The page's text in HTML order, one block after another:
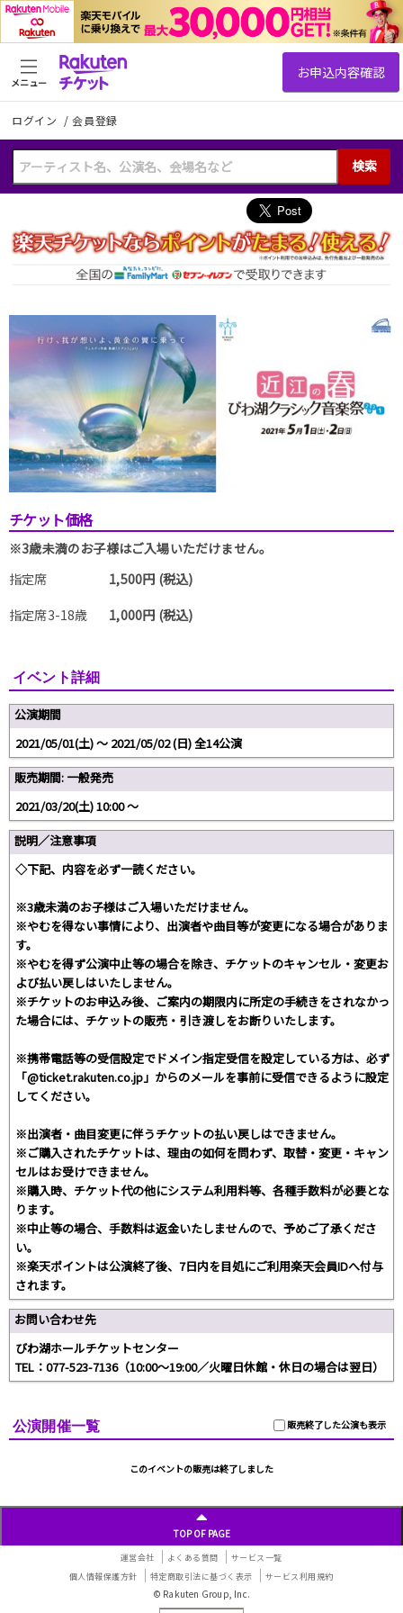
ログイン /会員登録
検索
メニュー
チケット価格
※3歳未満のお子様はご入場いただけません。
指定席
1,500円 (税込)
指定席3-18歳
1,000円 (税込)
イベント詳細
公演期間
2021/05/01(土) 〜 2021/05/02 (日) 全14公演
販売期間: 一般発売
2021/03/20(土) 10:00 〜
説明／注意事項
◇下記、内容を必ず一読ください。
※3歳未満のお子様はご入場いただけません。
※やむを得ない事情により、出演者や曲目等が変更になる場合がありま
す。
※やむを得ず公演中止等の場合を除き、チケットのキャンセル・変更お
よび払い戻しはいたしません。
※チケットのお申込み後、ご案内の期限内に所定の手続きをされなかっ
た場合には、チケットの販売・引き渡しをお断りいたします。
※携帯電話等の受信設定でドメイン指定受信を設定している方は、必ず
「@ticket.rakuten.co.jp」からのメールを事前に受信できるように設定
してください。
※出演者・曲目変更に伴うチケットの払い戻しはできません。
※ご購入されたチケットは、理由の如何を問わず、取替・変更・キャン
セルはお受けできません。
※購入時、チケット代の他にシステム利用料等、各種手数料が必要とな
ります。
※中止等の場合、手数料は返金いたしませんので、予めご了承くださ
い。
※楽天ポイントは公演終了後、7日内を目処にご利用楽天会員IDへ付与
されます。
お問い合わせ先
びわ湖ホールチケットセンター
TEL：077-523-7136（10:00～19:00／火曜日休館・休日の場合は翌日）
販売終了した公演も表示
公演開催一覧
このイベントの販売は終了しました
TOP OF PAGE
運営会社 よくある質問
サービス一覧
個人情報保護方針
特定商取引法に基づく表示 サービス利用規約
© Rakuten Group, Inc.